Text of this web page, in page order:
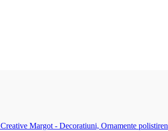
Creative Margot - Decoratiuni, Ornamente polistiren